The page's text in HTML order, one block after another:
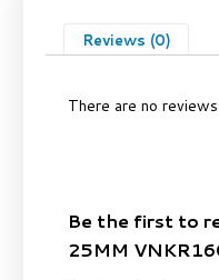
Reviews (0)
There are no
Be the first to
25MM